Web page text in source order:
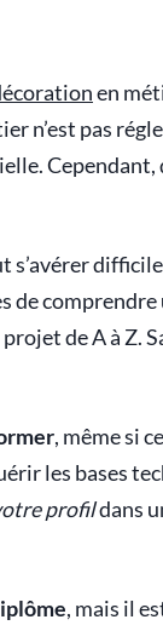
en
n’est pas
Cependant,
s’avérer
de comprendre
de A à Z.
, même si
les bases
profildans
, mais il